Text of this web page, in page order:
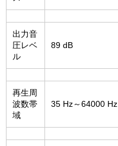
出力音
圧レベ
ル
89 dB
再生周
波数帯
域
35 Hz～64000 Hz